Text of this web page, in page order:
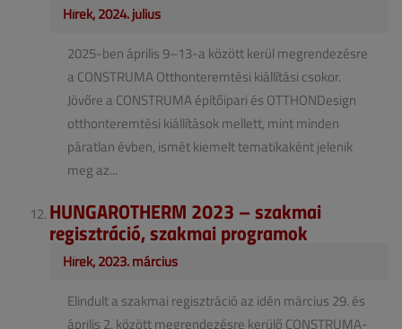
Hírek, 2024. július
2025-ben április 9–13-a között kerül megrendezésre
a CONSTRUMA Otthonteremtési kiállítási csokor.
Jövőre a CONSTRUMA építőipari és OTTHONDesign
otthonteremtési kiállítások mellett, mint minden
páratlan évben, ismét kiemelt tematikaként jelenik
meg az...
HUNGAROTHERM 2023 – szakmai
regisztráció, szakmai programok
Hírek, 2023. március
Elindult a szakmai regisztráció az idén március 29. és
április 2. között megrendezésre kerülő CONSTRUMA-